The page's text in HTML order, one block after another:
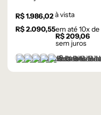
R$1.986,02à vista
R$2.090,55em até10x de
R$209,06
sem juros
BOUCLE OFF-WHITE
CORINO MARROM
CORINO
CORINO
LINHO
+9 cores